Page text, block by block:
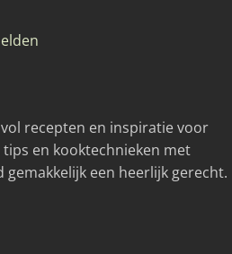
recepten en inspiratie voor
en kooktechnieken met
een heerlijk gerecht.